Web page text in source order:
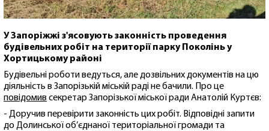
У Запоріжжі з'ясовують законність проведення
будівельних робіт на території парку Поколінь у
Хортицькому районі
Будівельні роботи ведуться, але дозвільних документів на цю
діяльність в Запорізькій міській раді не бачили. Про це
повідомив секретар Запорізької міської ради Анатолій Куртєв:
- Доручив перевірити законність цих робіт. Відповідні запити
до Долинської об’єднаної територіальної громади та